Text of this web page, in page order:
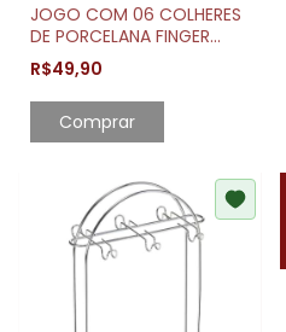
JOGO COM 06 COLHERES
DE PORCELANA FINGER
FOOD BRANCO 12,5CM
R$49,90
Comprar